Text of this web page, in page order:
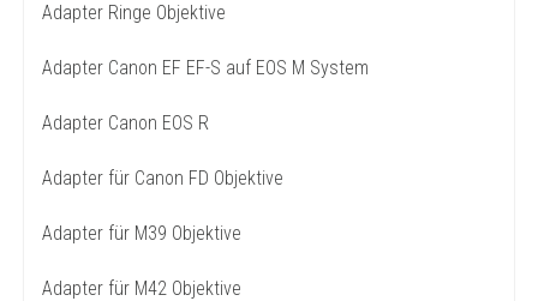
Adapter Ringe Objektive
Adapter Canon EF EF-S auf EOS M System
Adapter Canon EOS R
Adapter für Canon FD Objektive
Adapter für M39 Objektive
Adapter für M42 Objektive